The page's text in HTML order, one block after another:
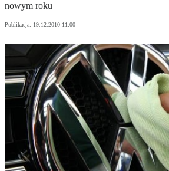
nowym roku
Publikacja: 19.12.2010 11:00